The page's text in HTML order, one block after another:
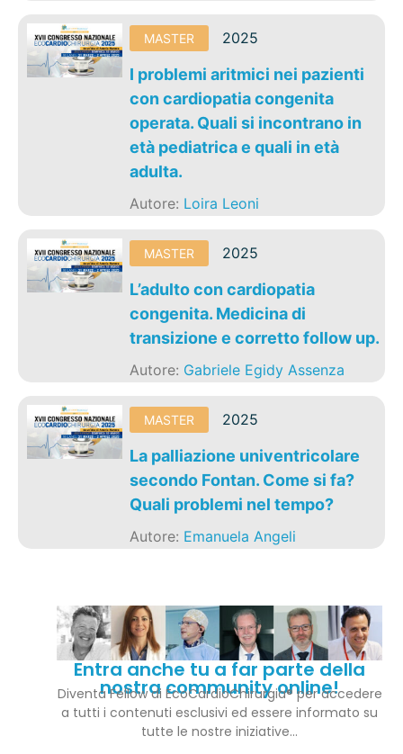
MASTER 2025
I problemi aritmici nei pazienti
con cardiopatia congenita
operata. Quali si incontrano in
età pediatrica e quali in età
adulta.
Autore: Loira Leoni
MASTER 2025
L’adulto con cardiopatia
congenita. Medicina di
transizione e corretto follow up.
Autore: Gabriele Egidy Assenza
MASTER 2025
La palliazione univentricolare
secondo Fontan. Come si fa?
Quali problemi nel tempo?
Autore: Emanuela Angeli
Entra anche tu a far parte della
nostra community online!
Diventa Fellow di EcoCardioChirurgia® per accedere
a tutti i contenuti esclusivi ed essere informato su
tutte le nostre iniziative…